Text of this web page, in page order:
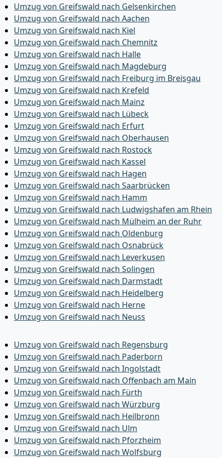
Umzug von Greifswald nach Gelsenkirchen
Umzug von Greifswald nach Aachen
Umzug von Greifswald nach Kiel
Umzug von Greifswald nach Chemnitz
Umzug von Greifswald nach Halle
Umzug von Greifswald nach Magdeburg
Umzug von Greifswald nach Freiburg im Breisgau
Umzug von Greifswald nach Krefeld
Umzug von Greifswald nach Mainz
Umzug von Greifswald nach Lübeck
Umzug von Greifswald nach Erfurt
Umzug von Greifswald nach Oberhausen
Umzug von Greifswald nach Rostock
Umzug von Greifswald nach Kassel
Umzug von Greifswald nach Hagen
Umzug von Greifswald nach Saarbrücken
Umzug von Greifswald nach Hamm
Umzug von Greifswald nach Ludwigshafen am Rhein
Umzug von Greifswald nach Mülheim an der Ruhr
Umzug von Greifswald nach Oldenburg
Umzug von Greifswald nach Osnabrück
Umzug von Greifswald nach Leverkusen
Umzug von Greifswald nach Solingen
Umzug von Greifswald nach Darmstadt
Umzug von Greifswald nach Heidelberg
Umzug von Greifswald nach Herne
Umzug von Greifswald nach Neuss
Umzug von Greifswald nach Regensburg
Umzug von Greifswald nach Paderborn
Umzug von Greifswald nach Ingolstadt
Umzug von Greifswald nach Offenbach am Main
Umzug von Greifswald nach Fürth
Umzug von Greifswald nach Würzburg
Umzug von Greifswald nach Heilbronn
Umzug von Greifswald nach Ulm
Umzug von Greifswald nach Pforzheim
Umzug von Greifswald nach Wolfsburg